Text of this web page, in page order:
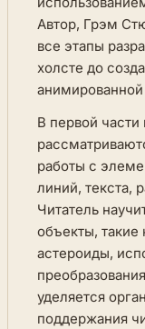
Автор, Грэм
все этапы
холсте до
В первой
работы с
линий, текста,
Читатель
объекты, такие
астероиды,
уделяется
поддержания